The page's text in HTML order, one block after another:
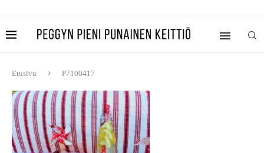
Etusivu P7100417